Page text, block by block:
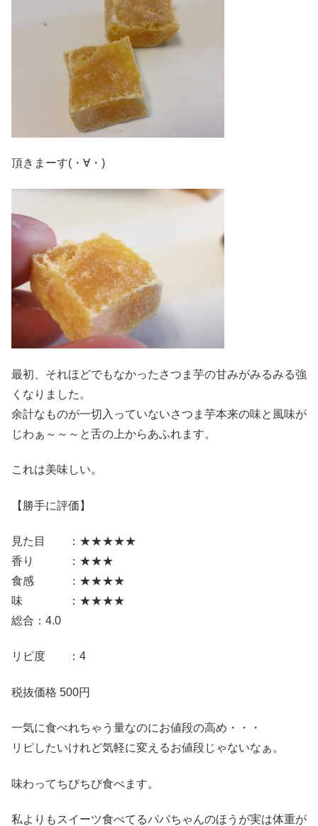
頂きまーす(・∀・)
最初、それほどでもなかったさつま芋の甘みがみるみる強
くなりました。
余計なものが一切入っていないさつま芋本来の味と風味が
じわぁ～～～と舌の上からあふれます。
これは美味しい。
【勝手に評価】
見た目 ：★★★★★
香り ：★★★
食感 ：★★★★
味 ：★★★★
総合：4.0
リピ度 ：4
税抜価格 500円
一気に食べれちゃう量なのにお値段の高め・・・
リピしたいけれど気軽に変えるお値段じゃないなぁ。
味わってちびちび食べます。
私よりもスイーツ食べてるパパちゃんのほうが実は体重が